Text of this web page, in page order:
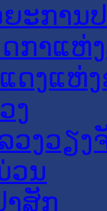
ຍະການ
ກາແຫ່
ດງແຫ່
ງ
ງວຽງ
ວນ
າສັກ